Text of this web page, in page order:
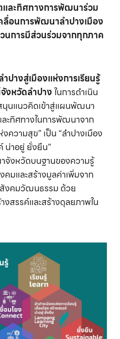
ะทิศทางการพัฒนาร่วม
ลื่อนการพัฒนาลำปางเมือง
วนการมีส่วนร่วมจากทุกภาค
ปางสู่เมืองแห่งการเรียนรู้
งหวัดลำปางในการดำเนิน
นุนแนวคิดเข้าสู่แผนพัฒนา
ะทิศทางในการพัฒนาจาก
ความสุข” เป็น “ลำปางเมือง
น่าอยู่ ยั่งยืน”
จังหวัดบนฐานของความรู้
มและสร้างมูลค่าเพิ่มจาก
งคมวัฒนธรรม ด้วย
สรรค์และสร้างดุลยภาพใน